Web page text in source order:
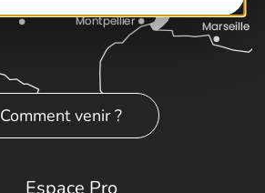
Comment venir ?